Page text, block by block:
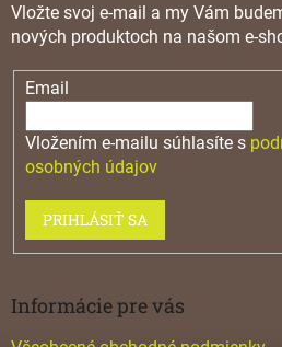
Vložte svoj e-mail a my Vám
nových produktoch na našom e-
Email
Vložením e-mailu súhlasíte s
osobných údajov
PRIHLÁSIŤ SA
Informácie pre vás